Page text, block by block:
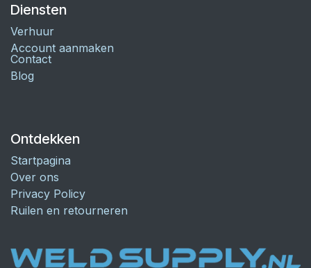
Diensten
Verhuur
Account aanmaken
Contact
Blog
Ontdekken
Startpagina
Over ons
Privacy Policy
Ruilen en retourneren